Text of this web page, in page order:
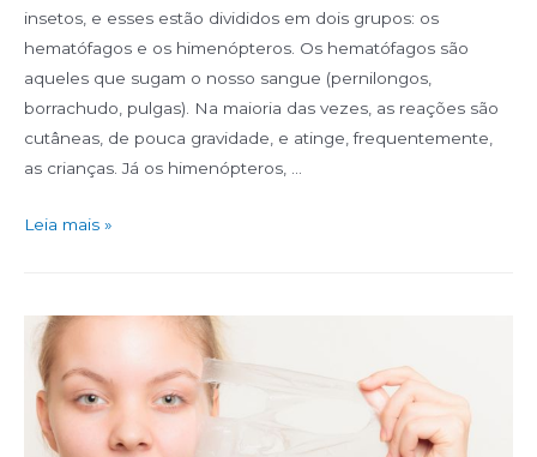
insetos, e esses estão divididos em dois grupos: os
hematófagos e os himenópteros. Os hematófagos são
aqueles que sugam o nosso sangue (pernilongos,
borrachudo, pulgas). Na maioria das vezes, as reações são
cutâneas, de pouca gravidade, e atinge, frequentemente,
as crianças. Já os himenópteros, …
Leia mais »